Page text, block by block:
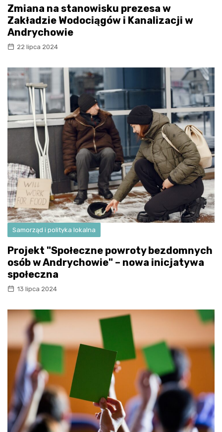
Zmiana na stanowisku prezesa w
Zakładzie Wodociągów i Kanalizacji w
Andrychowie
22 lipca 2024
Samorząd i polityka lokalna
Projekt "Społeczne powroty bezdomnych
osób w Andrychowie" – nowa inicjatywa
społeczna
13 lipca 2024